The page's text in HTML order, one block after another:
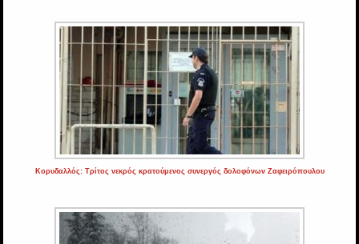
Κορυδαλλός: Τρίτος νεκρός κρατούμενος συνεργός δολοφόνων Ζαφειρόπουλου